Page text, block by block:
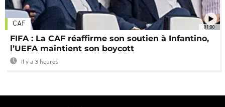
01:00
CAF
FIFA : La CAF réaffirme son soutien à Infantino,
l’UEFA maintient son boycott
Il y a 3 heures